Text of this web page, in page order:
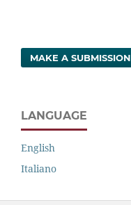
MAKE A SUBMISSION
LANGUAGE
English
Italiano